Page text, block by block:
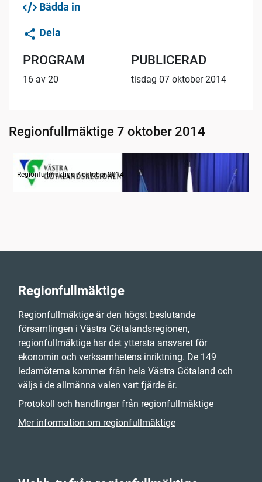
Bädda in
Dela
PROGRAM
16 av 20
PUBLICERAD
tisdag 07 oktober 2014
Regionfullmäktige 7 oktober 2014
Radion informerar
Regionfullmäktige 7 oktober 2014
Regionfullmäktige
Regionfullmäktige är den högst beslutande
församlingen i Västra Götalandsregionen,
regionfullmäktige har det yttersta ansvaret för
ekonomin och verksamhetens inriktning. De 149
ledamöterna kommer från hela Västra Götaland och
väljs i de allmänna valen vart fjärde år.
Protokoll och handlingar från regionfullmäktige
Mer information om regionfullmäktige